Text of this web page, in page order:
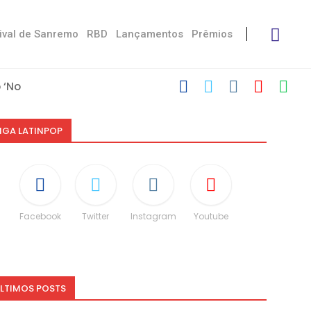
de Sanremo RBD Lançamentos Prêmios
Stress’
LATINPOP
Facebook Twitter Instagram Youtube
POSTS